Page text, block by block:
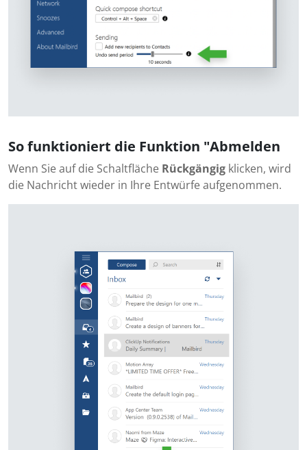
So funktioniert die Funktion "Abmelden
Wenn Sie auf die Schaltfläche Rückgängig klicken, wird
die Nachricht wieder in Ihre Entwürfe aufgenommen.